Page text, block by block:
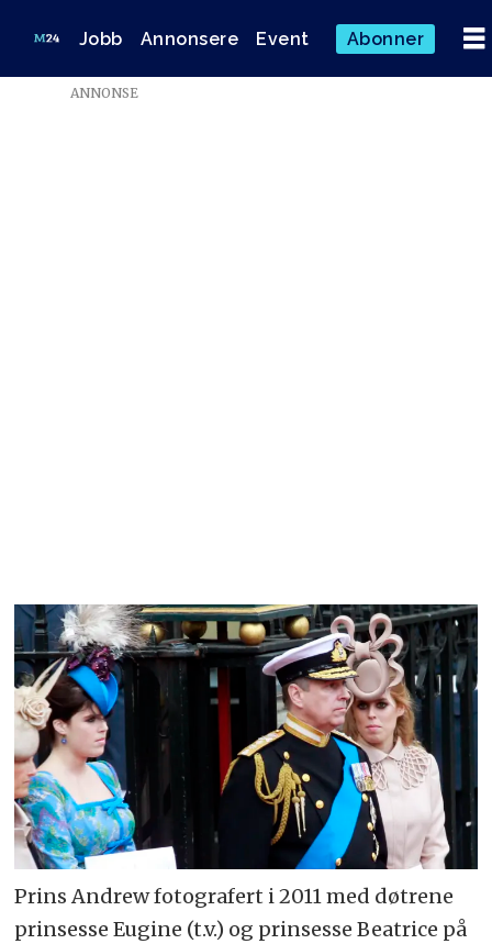
Jobb Annonsere Event Abonner
ANNONSE
Prins Andrew fotografert i 2011 med døtrene
prinsesse Eugine (t.v.) og prinsesse Beatrice på